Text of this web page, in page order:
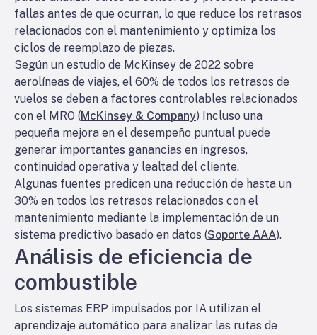
fallas antes de que ocurran, lo que reduce los retrasos
relacionados con el mantenimiento y optimiza los
ciclos de reemplazo de piezas.
Según un estudio de McKinsey de 2022 sobre
aerolíneas de viajes, el 60% de todos los retrasos de
vuelos se deben a factores controlables relacionados
con el MRO (McKinsey & Company) Incluso una
pequeña mejora en el desempeño puntual puede
generar importantes ganancias en ingresos,
continuidad operativa y lealtad del cliente.
Algunas fuentes predicen una reducción de hasta un
30% en todos los retrasos relacionados con el
mantenimiento mediante la implementación de un
sistema predictivo basado en datos (Soporte AAA).
Análisis de eficiencia de
combustible
Los sistemas ERP impulsados por IA utilizan el
aprendizaje automático para analizar las rutas de